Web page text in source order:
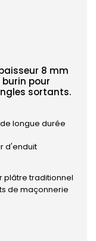
8 mm
pour
sortants.
longue durée
d'enduit
plâtre traditionnel
de maçonnerie